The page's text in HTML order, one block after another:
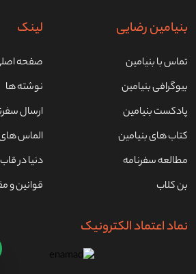
بنیامین رضایی
تماس با بنیامین
بیوگرافی بنیامین
پادکست بنیامین
کتاب های بنیامین
مطالعه سفرنامه
بن کلاب
لینک
صفحه
نوشته ها
ارسال
الماس
دنیا در
قوانین و
نماد اعتماد الکترونیک